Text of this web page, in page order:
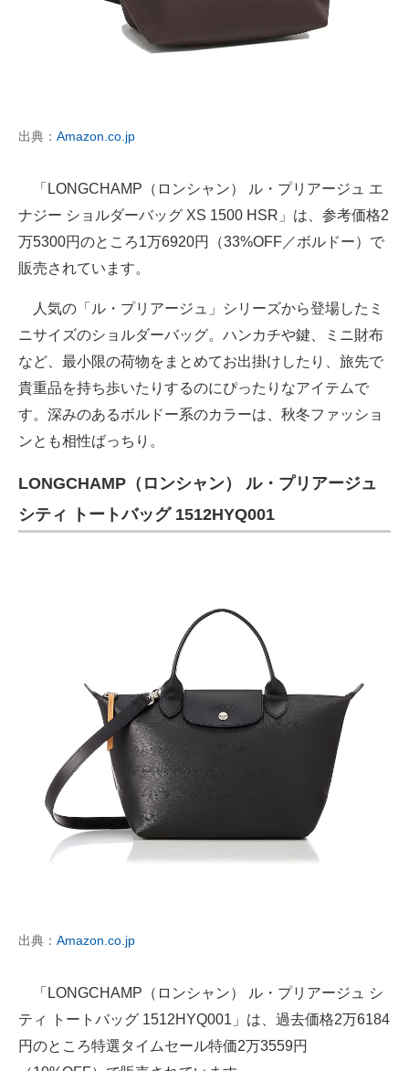
出典： Amazon.co.jp
「LONGCHAMP（ロンシャン） ル・プリアージュ エ
ナジー ショルダーバッグ XS 1500 HSR」は、参考価格2
万5300円のところ1万6920円（33%OFF／ボルドー）で
販売されています。
人気の「ル・プリアージュ」シリーズから登場したミ
ニサイズのショルダーバッグ。ハンカチや鍵、ミニ財布
など、最小限の荷物をまとめてお出掛けしたり、旅先で
貴重品を持ち歩いたりするのにぴったりなアイテムで
す。深みのあるボルドー系のカラーは、秋冬ファッショ
ンとも相性ばっちり。
LONGCHAMP（ロンシャン） ル・プリアージュ
シティ トートバッグ 1512HYQ001
出典： Amazon.co.jp
「LONGCHAMP（ロンシャン） ル・プリアージュ シ
ティ トートバッグ 1512HYQ001」は、過去価格2万6184
円のところ特選タイムセール特価2万3559円